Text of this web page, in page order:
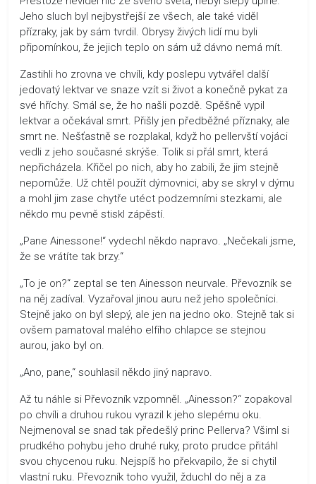
Jeho sluch byl nejbystřejší ze všech, ale také viděl
přízraky, jak by sám tvrdil. Obrysy živých lidí mu byli
připomínkou, že jejich teplo on sám už dávno nemá mít.
Zastihli ho zrovna ve chvíli, kdy poslepu vytvářel další
jedovatý lektvar ve snaze vzít si život a konečně pykat za
své hříchy. Smál se, že ho našli pozdě. Spěšně vypil
lektvar a očekával smrt. Přišly jen předběžné příznaky, ale
smrt ne. Nešťastně se rozplakal, když ho pellervští vojáci
vedli z jeho současné skrýše. Tolik si přál smrt, která
nepřicházela. Křičel po nich, aby ho zabili, že jim stejně
nepomůže. Už chtěl použít dýmovnici, aby se skryl v dýmu
a mohl jim zase chytře utéct podzemními stezkami, ale
někdo mu pevně stiskl zápěstí.
„Pane Ainessone!“ vydechl někdo napravo. „Nečekali jsme,
že se vrátíte tak brzy.“
„To je on?“ zeptal se ten Ainesson neurvale. Převozník se
na něj zadíval. Vyzařoval jinou auru než jeho společníci.
Stejně jako on byl slepý, ale jen na jedno oko. Stejně tak si
ovšem pamatoval malého elfího chlapce se stejnou
aurou, jako byl on.
„Ano, pane,“ souhlasil někdo jiný napravo.
Až tu náhle si Převozník vzpomněl. „Ainesson?“ zopakoval
po chvíli a druhou rukou vyrazil k jeho slepému oku.
Nejmenoval se snad tak předešlý princ Pellerva? Všiml si
prudkého pohybu jeho druhé ruky, proto prudce přitáhl
svou chycenou ruku. Nejspíš ho překvapilo, že si chytil
vlastní ruku. Převozník toho využil, žduchl do něj a za